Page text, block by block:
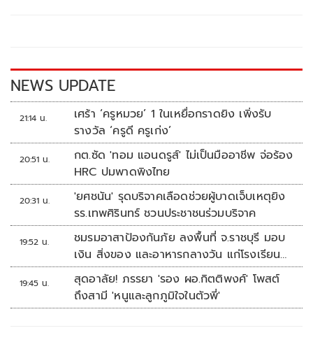
k k
NEWS UPDATE
21:14 น.
เศร้า ‘ครูหมวย’ 1 ในเหยื่อกราดยิง เพิ่งรับ
รางวัล ‘ครูดี ครูเก่ง’
20:51 น.
กต.ซัด 'ทอม แอนดรูส์' ไม่เป็นมืออาชีพ จ่อร้อง
HRC ปมพาดพิงไทย
20:31 น.
'ยศชนัน' รุดบริจาคเลือดช่วยผู้บาดเจ็บเหตุยิง
รร.เทพศิรินทร์ ชวนประชาชนร่วมบริจาค
19:52 น.
ชมรมอาสาป้องกันภัย ลงพื้นที่ จ.ราชบุรี มอบ
เงิน สิ่งของ และอาหารกลางวัน แก่โรงเรียน
บ้านหนองน้ำใส
19:45 น.
สุดอาลัย! ภรรยา 'รอง ผอ.กิตติพงศ์' โพสต์
ถึงสามี 'หนูและลูกภูมิใจในตัวพี่'